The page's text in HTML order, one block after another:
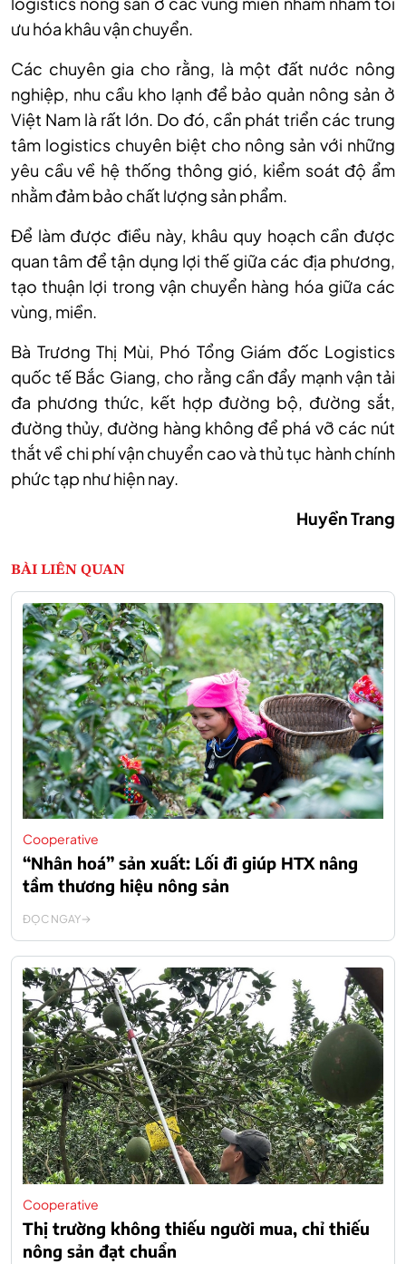
ưu hóa khâu vận chuyển.
Các chuyên gia cho rằng, là một đất nước nông
nghiệp, nhu cầu kho lạnh để bảo quản nông sản ở
Việt Nam là rất lớn. Do đó, cần phát triển các trung
tâm logistics chuyên biệt cho nông sản với những
yêu cầu về hệ thống thông gió, kiểm soát độ ẩm
nhằm đảm bảo chất lượng sản phẩm.
Để làm được điều này, khâu quy hoạch cần được
quan tâm để tận dụng lợi thế giữa các địa phương,
tạo thuận lợi trong vận chuyển hàng hóa giữa các
vùng, miền.
Bà Trương Thị Mùi, Phó Tổng Giám đốc Logistics
quốc tế Bắc Giang, cho rằng cần đẩy mạnh vận tải
đa phương thức, kết hợp đường bộ, đường sắt,
đường thủy, đường hàng không để phá vỡ các nút
thắt về chi phí vận chuyển caovà thủ tục hành chính
phức tạp như hiện nay.
Huyền Trang
BÀI LIÊN QUAN
Cooperative
“Nhân hoá” sản xuất: Lối đi giúp HTX nâng
tầm thương hiệu nông sản
ĐỌC NGAY
Cooperative
Thị trường không thiếu người mua, chỉ thiếu
nông sản đạt chuẩn